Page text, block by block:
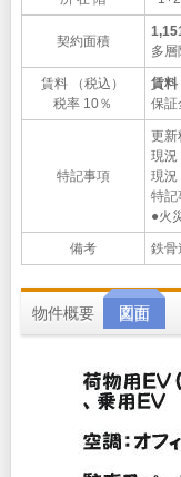
契約面積
多
賃料 （税込）
税率 10％
賃
保
特記事項
更新
現況
現況
特記
●火
備考 鉄骨
物件概要 図面